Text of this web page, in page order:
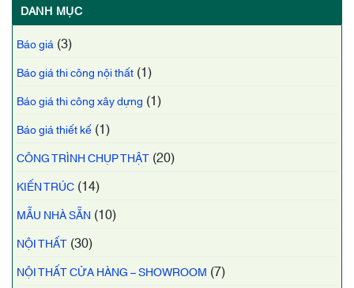
DANH MỤC
Báo giá (3)
Báo giá thi công nội thất (1)
Báo giá thi công xây dựng (1)
Báo giá thiết kế (1)
CÔNG TRÌNH CHỤP THẬT (20)
KIẾN TRÚC (14)
MẪU NHÀ SẴN (10)
NỘI THẤT (30)
NỘI THẤT CỬA HÀNG – SHOWROOM (7)